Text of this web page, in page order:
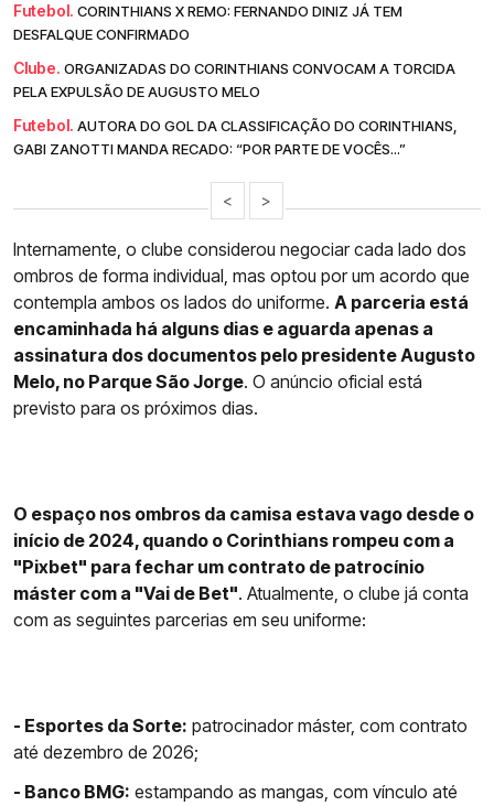
Futebol. CORINTHIANS X REMO: FERNANDO DINIZ JÁ TEM
DESFALQUE CONFIRMADO
Clube. ORGANIZADAS DO CORINTHIANS CONVOCAM A TORCIDA
PELA EXPULSÃO DE AUGUSTO MELO
Futebol. AUTORA DO GOL DA CLASSIFICAÇÃO DO CORINTHIANS,
GABI ZANOTTI MANDA RECADO: “POR PARTE DE VOCÊS...”
< >
Internamente, o clube considerou negociar cada lado dos
ombros de forma individual, mas optou por um acordo que
contempla ambos os lados do uniforme. A parceria está
encaminhada há alguns dias e aguarda apenas a
assinatura dos documentos pelo presidente Augusto
Melo, no Parque São Jorge. O anúncio oficial está
previsto para os próximos dias.
O espaço nos ombros da camisa estava vago desde o
início de 2024, quando o Corinthians rompeu com a
"Pixbet" para fechar um contrato de patrocínio
máster com a "Vai de Bet". Atualmente, o clube já conta
com as seguintes parcerias em seu uniforme:
- Esportes da Sorte: patrocinador máster, com contrato
até dezembro de 2026;
- Banco BMG: estampando as mangas, com vínculo até